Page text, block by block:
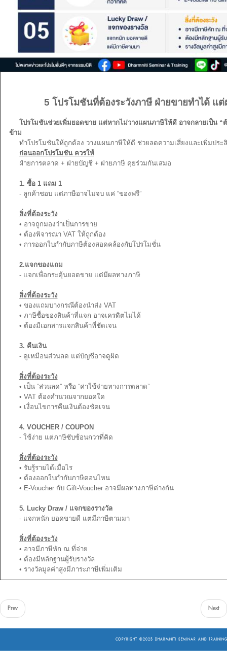
5 โปรโมชันที่ต้องระวังภาษี ฝ่ายขายทำได้ แ
โปรโมชันช่วยเพิ่มยอดขาย แต่หากไม่วางแผนภาษีให้ดี อาจกลายเป็น
ข้าม
ทำโปรโมชันให้ถูกต้อง วางแผนภาษีให้ดี ช่วยลดความเสี่ยงและเพิ่มปร
ก่อนออกโปรโมชัน ควรให้
ฝ่ายการตลาด + ฝ่ายบัญชี + ฝ่ายภาษี คุยร่วมกันเสมอ
1. ซื้อ 1 แถม 1
- ลูกค้าชอบ แต่ภาษีอาจไม่จบ แค่ “ของฟรี”
สิ่งที่ต้องระวัง
• อาจถูกมองว่าเป็นการขาย
• ต้องพิจารณา VAT ให้ถูกต้อง
• การออกใบกำกับภาษีต้องสอดคล้องกับโปรโมชั่น
2.แจกของแถม
- แจกเพื่อกระตุ้นยอดขาย แต่มีผลทางภาษี
สิ่งที่ต้องระวัง
• ของแถมบางกรณีต้องนำส่ง VAT
• ภาษีซื้อของสินค้าที่แจก อาจเครดิตไม่ได้
• ต้องมีเอกสารแจกสินค้าที่ชัดเจน
3. คืนเงิน
- ดูเหมือนส่วนลด แต่บัญชีอาจดูผิด
สิ่งที่ต้องระวัง
• เป็น “ส่วนลด” หรือ “ค่าใช้จ่ายทางการตลาด”
• VAT ต้องคำนวณจากยอดใด
• เงื่อนไขการคืนเงินต้องชัดเจน
4. VOUCHER / COUPON
- ใช้ง่าย แต่ภาษีซับซ้อนกว่าที่คิด
สิ่งที่ต้องระวัง
• รับรู้รายได้เมื่อไร
• ต้องออกใบกำกับภาษีตอนไหน
• E-Voucher กับ Gift-Voucher อาจมีผลทางภาษีต่างกัน
5. Lucky Draw / แจกของรางวัล
- แจกหนัก ยอดขายดี แต่มีภาษีตามมา
สิ่งที่ต้องระวัง
• อาจมีภาษีหัก ณ ที่จ่าย
• ต้องมีหลักฐานผู้รับรางวัล
• รางวัลมูลค่าสูงมีภาระภาษีเพิ่มเติม
Prev Next
COPYRIGHT ©2025 DHARMNITI SEMINAR AND